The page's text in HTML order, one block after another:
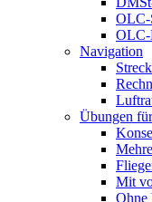
OLC-
OLC-
Navigation
Übungen
Mit
Ohne